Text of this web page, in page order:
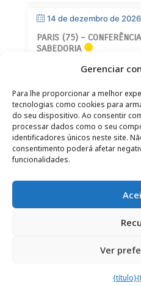
Gerenciar
Para lhe proporcionar a melhor
tecnologias como cookies para
do seu dispositivo. Ao consentir
processar dados como o seu
identificadores únicos neste site.
consentimento poderá afetar
funcionalidades.
Ver
{título}
14 de dezembro de 2026
PARIS (75) –
SABEDORIA
CONTATO–AVISO LEGAL